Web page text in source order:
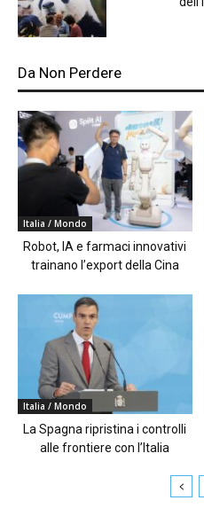
Da Non Perdere
Italia / Mondo
Robot, IA e farmaci innovativi
trainano l’export della Cina
Italia / Mondo
La Spagna ripristina i controlli
alle frontiere con l’Italia